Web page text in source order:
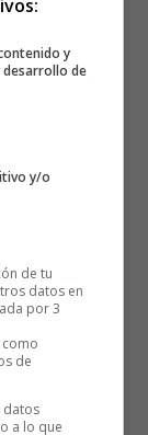
en inglés
for work.
seeing the
all his
the second
but the
to fell half
y
desarrollo de
y/o
de tu
datos en
por 3
de
datos
a lo que